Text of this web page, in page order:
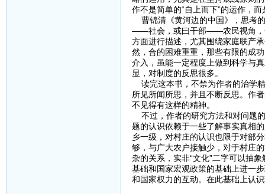
作不是简单的“自上而下”的运作，
曹锦清《黄河边的中国》，思考
——社会，或曰干部——农民视角，
方面进行描述，尤其围绕家庭联产
然，合的困难重重，那些有限的成
介入，虽能一定程度上做到科学与
显，对制度的反思很多。
读完这本书，不禁为作者的治学
所见所闻所思，并且不断反思。作
不见得有这样的精神。
不过，作者的研究方法和对问题
题的认识依赖于一些了解事实真相
乡一级，对村庄的认识也限于对部
够，与广大农户接触少，对于村庄
杂的关系，实非“文化”二字可以抽
基础和国家宏观政策的基础上进一
和国家权力的互动。在此基础上认